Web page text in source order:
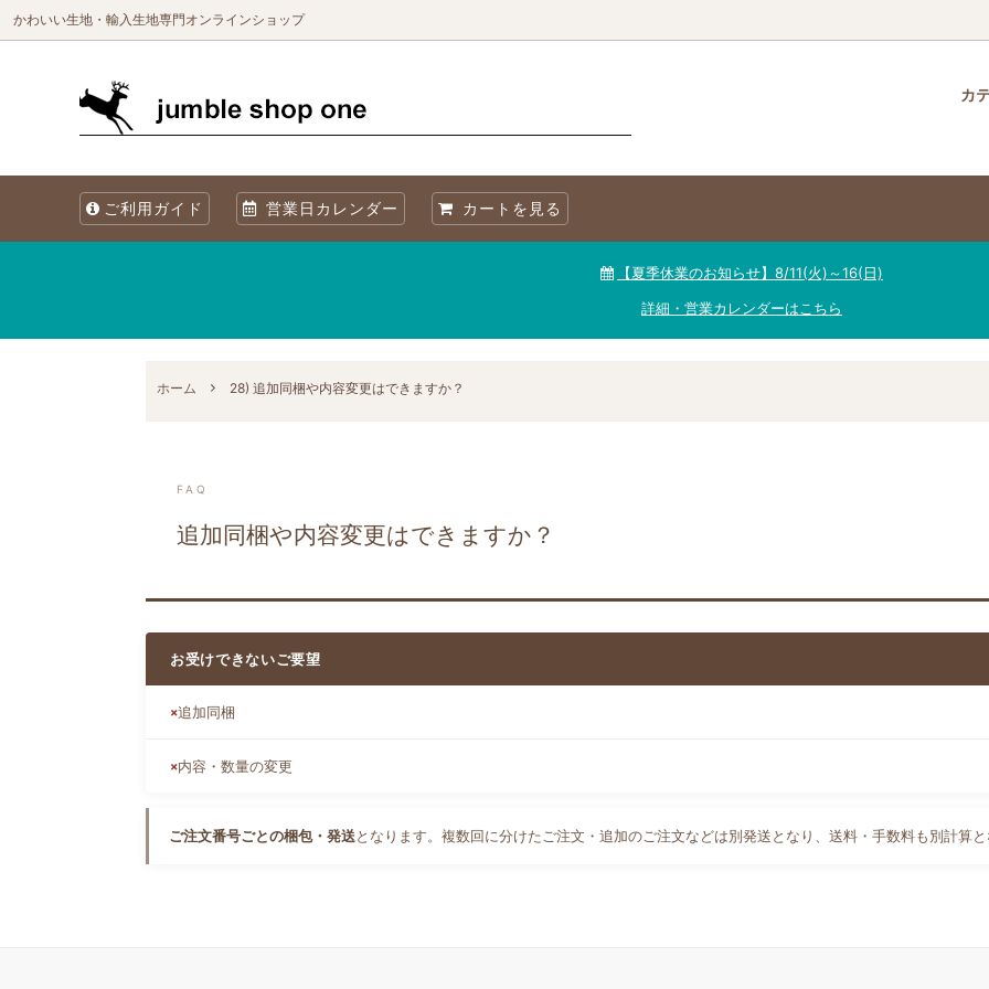
かわいい生地・輸入生地専門オンラインショップ
カ
オリジナル生地 Sewslow
生地をコレクションで選ぶ オーガニックコットン
当店について
ご利用ガイド 営業日カレンダー カートを見る
【夏季休業のお知らせ】8/11(火)～16(日)
詳細・営業カレンダーはこちら
ホーム 28) 追加同梱や内容変更はできますか？
FAQ
追加同梱や内容変更はできますか？
お受けできないご要望
追加同梱
内容・数量の変更
ご注文番号ごとの梱包・発送となります。複数回に分けたご注文・追加のご注文などは別発送となり、送料・手数料も別計算と